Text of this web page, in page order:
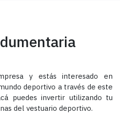
y estás interesado en
deportivo a través de este
puedes invertir utilizando tu
del vestuario deportivo.